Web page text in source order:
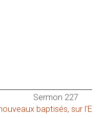
Sermon 227
baptisés, sur